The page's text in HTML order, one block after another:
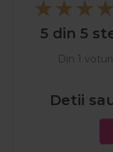
5 din 5
Din 1 voturi
Detii